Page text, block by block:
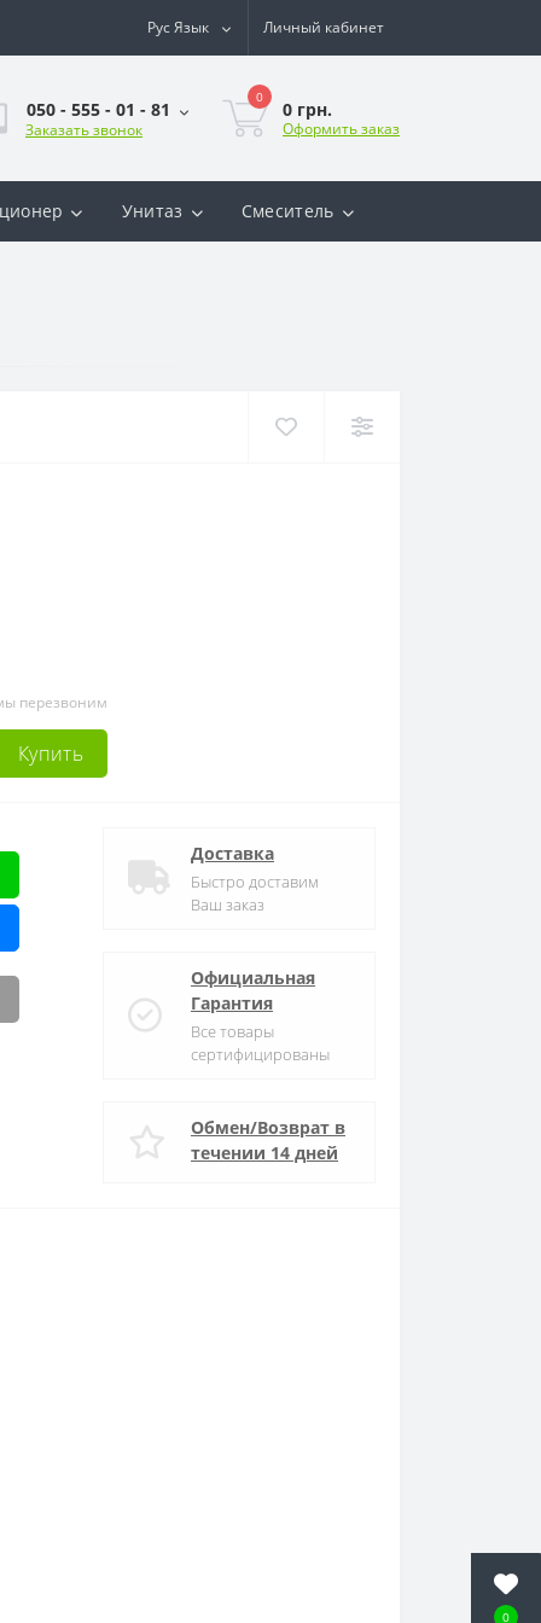
0
РусЯзык Личный кабинет
050 - 555 - 01 - 81
Заказать звонок
0
0 грн.
Оформить заказ
Унитаз Смеситель
перезвоним
Купить
Доставка
Быстро доставим
Ваш заказ
Официальная
Гарантия
Все товары
сертифицированы
Обмен/Возврат в
течении 14 дней